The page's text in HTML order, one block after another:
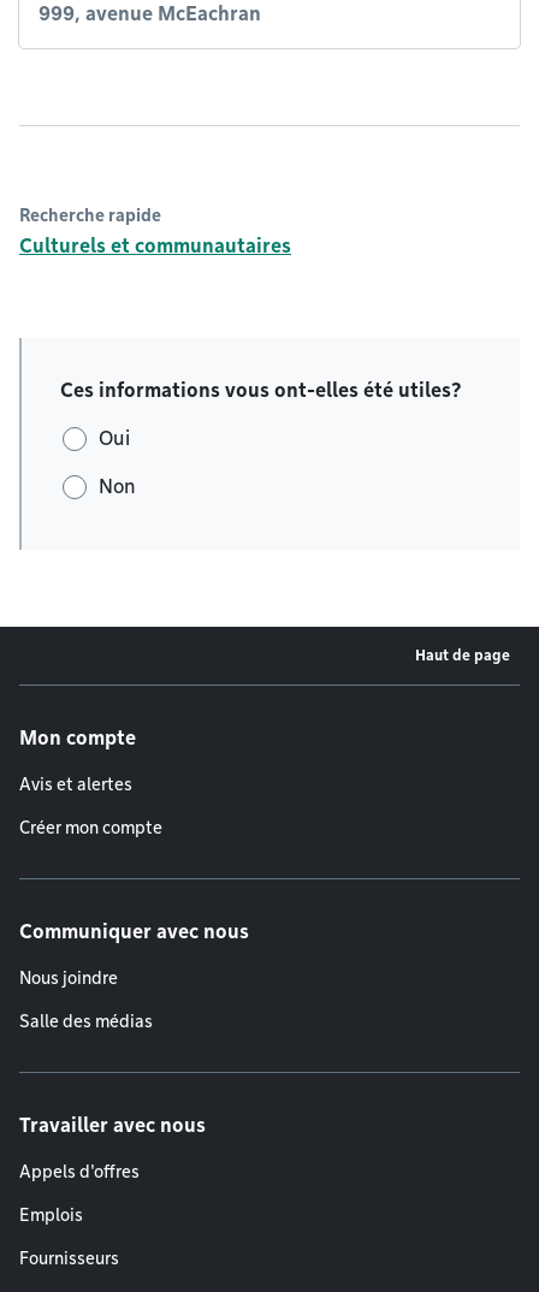
999, avenue McEachran
Recherche rapide
Culturels et communautaires
Ces informations vous ont-elles été utiles?
Oui
Non
Haut de page
Mon compte
Avis et alertes
Créer mon compte
Communiquer avec nous
Nous joindre
Salle des médias
Travailler avec nous
Appels d'offres
Emplois
Fournisseurs